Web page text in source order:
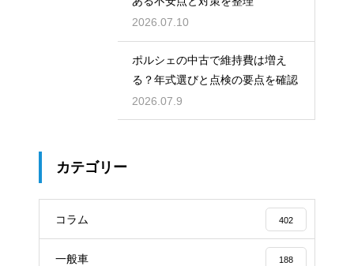
2026.07.10
ポルシェの中古で維持費は増え
る？年式選びと点検の要点を確認
2026.07.9
カテゴリー
コラム 402
一般車 188